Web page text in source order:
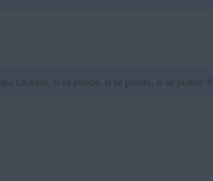
Lautaro, si se puede, si se puede, si se puede !!!!